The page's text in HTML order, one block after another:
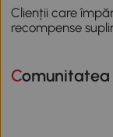
Clienții care
recompense